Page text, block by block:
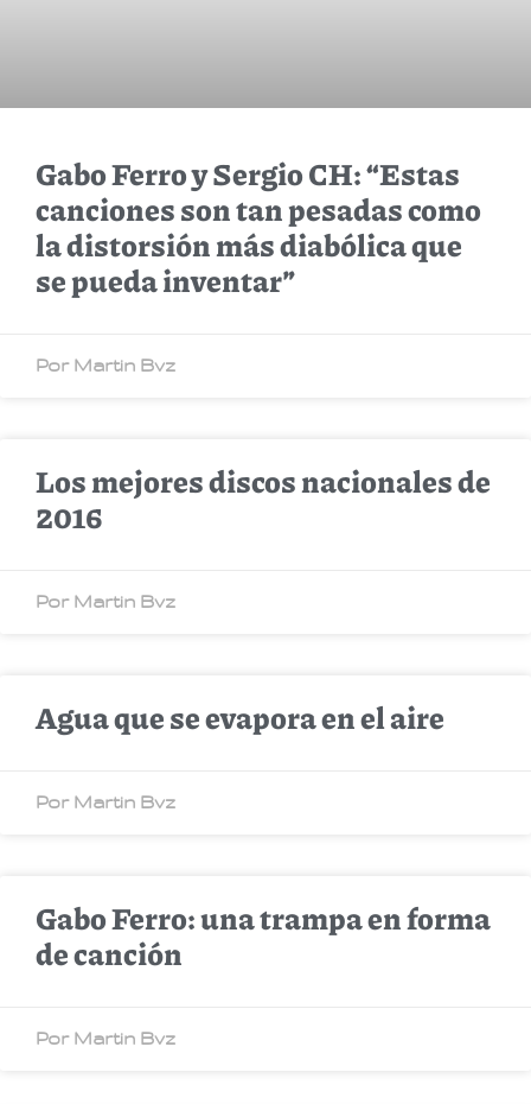
Gabo Ferro y Sergio CH: “Estas
canciones son tan pesadas como
la distorsión más diabólica que
se pueda inventar”
Por Martin Bvz
Los mejores discos nacionales de
2016
Por Martin Bvz
Agua que se evapora en el aire
Por Martin Bvz
Gabo Ferro: una trampa en forma
de canción
Por Martin Bvz